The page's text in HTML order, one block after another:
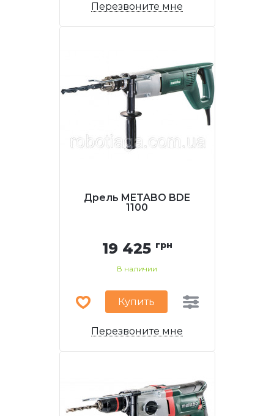
Перезвоните мне
Дрель METABO BDE
1100
19 425 грн
В наличии
Купить
Перезвоните мне